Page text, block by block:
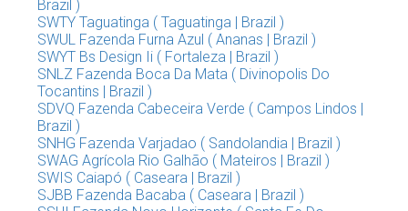
Brazil )
SWTY Taguatinga ( Taguatinga | Brazil )
SWUL Fazenda Furna Azul ( Ananas | Brazil )
SWYT Bs Design Ii ( Fortaleza | Brazil )
SNLZ Fazenda Boca Da Mata ( Divinopolis Do
Tocantins | Brazil )
SDVQ Fazenda Cabeceira Verde ( Campos Lindos |
Brazil )
SNHG Fazenda Varjadao ( Sandolandia | Brazil )
SWAG Agrícola Rio Galhão ( Mateiros | Brazil )
SWIS Caiapó ( Caseara | Brazil )
SJBB Fazenda Bacaba ( Caseara | Brazil )